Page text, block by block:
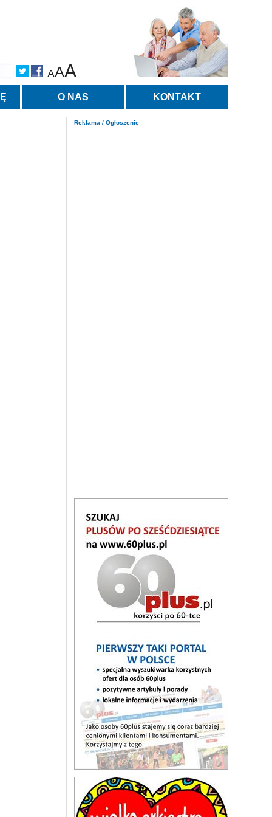
AAA
O NAS KONTAKT
Reklama / Ogłoszenie